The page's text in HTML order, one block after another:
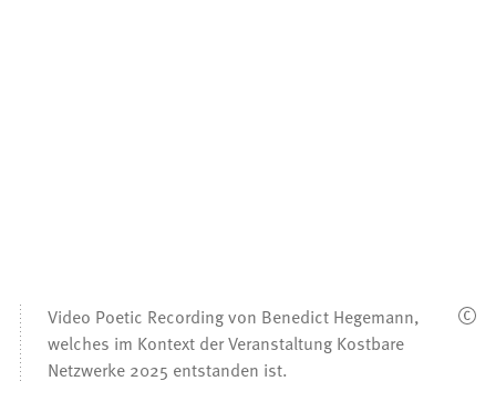
Video Poetic Recording von Benedict Hegemann,
welches im Kontext der Veranstaltung Kostbare
Netzwerke 2025 entstanden ist.